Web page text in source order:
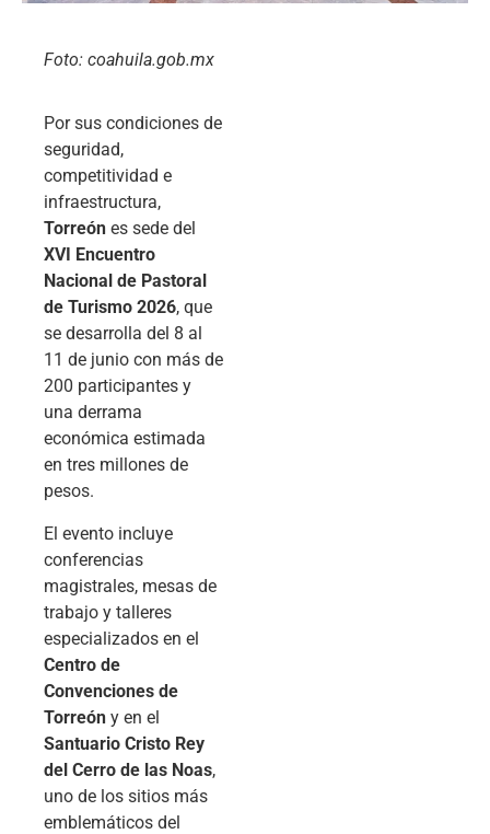
Foto: coahuila.gob.mx
Por sus condiciones de
seguridad,
competitividad e
infraestructura,
Torreón es sede del
XVI Encuentro
Nacional de Pastoral
de Turismo 2026, que
se desarrolla del 8 al
11 de junio con más de
200 participantes y
una derrama
económica estimada
en tres millones de
pesos.
El evento incluye
conferencias
magistrales, mesas de
trabajo y talleres
especializados en el
Centro de
Convenciones de
Torreón y en el
Santuario Cristo Rey
del Cerro de las Noas,
uno de los sitios más
emblemáticos del